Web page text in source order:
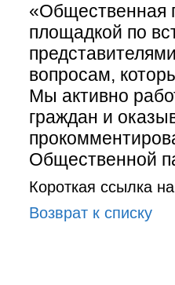
«Общественная
площадкой по
вопросам,
Мы активно
граждан и
Общественной
Короткая ссылка
Возврат к списку